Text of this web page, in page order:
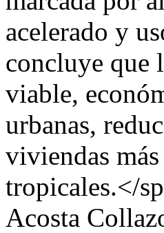
acelerado y
concluye que
viable,
urbanas,
viviendas
tropicales.</
Acosta